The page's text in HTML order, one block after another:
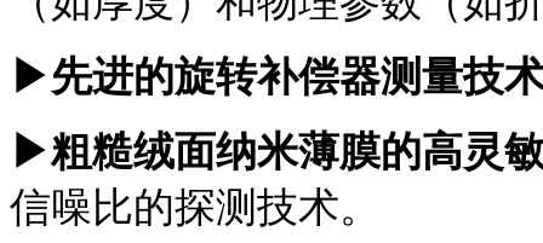
▶先进的旋转补偿器测量技
▶粗糙绒面纳米薄膜的高灵
信噪比的探测技术。